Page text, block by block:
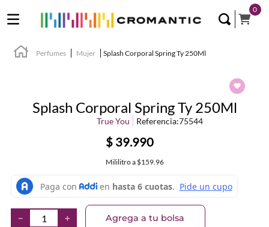
0
Perfumes Mujer Splash Corporal Spring Ty 250Ml
Splash Corporal Spring Ty 250Ml
True You Referencia:75544
$ 39.990
Mililitroa $159.96
＋
－ Agrega a tu bolsa